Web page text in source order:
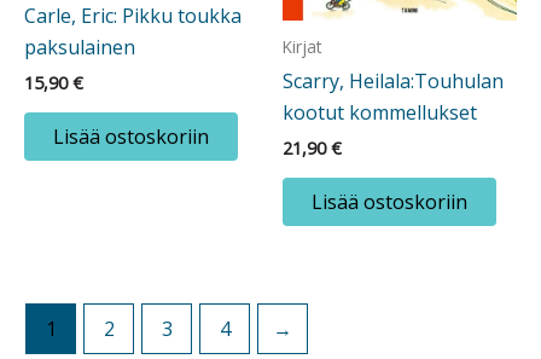
Carle, Eric: Pikku toukka
paksulainen
15,90€
Lisää ostoskoriin
Kirjat
Scarry, Heilala:Touhulan
kootut kommellukset
21,90€
Lisää ostoskoriin
1 2 3 4 →